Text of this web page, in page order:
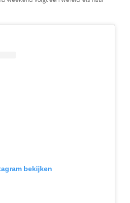
bekijken